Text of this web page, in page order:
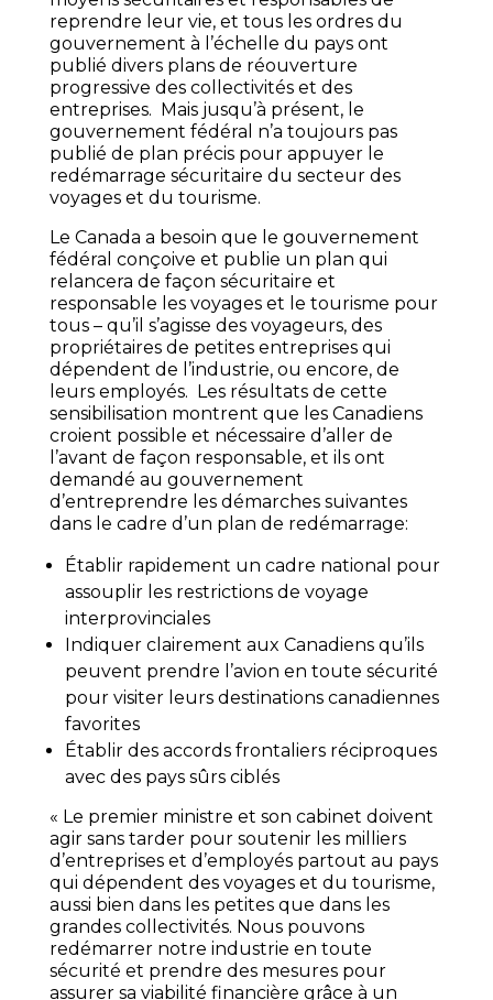
reprendre leur vie, et tous les ordres du
gouvernement à l’échelle du pays ont
publié divers plans de réouverture
progressive des collectivités et des
entreprises. Mais jusqu’à présent, le
gouvernement fédéral n’a toujours pas
publié de plan précis pour appuyer le
redémarrage sécuritaire du secteur des
voyages et du tourisme.
Le Canada a besoin que le gouvernement
fédéral conçoive et publie un plan qui
relancera de façon sécuritaire et
responsable les voyages et le tourisme pour
tous – qu’il s’agisse des voyageurs, des
propriétaires de petites entreprises qui
dépendent de l’industrie, ou encore, de
leurs employés. Les résultats de cette
sensibilisation montrent que les Canadiens
croient possible et nécessaire d’aller de
l’avant de façon responsable, et ils ont
demandé au gouvernement
d’entreprendre les démarches suivantes
dans le cadre d’un plan de redémarrage:
Établir rapidement un cadre national pour
assouplir les restrictions de voyage
interprovinciales
Indiquer clairement aux Canadiens qu’ils
peuvent prendre l’avion en toute sécurité
pour visiter leurs destinations canadiennes
favorites
Établir des accords frontaliers réciproques
avec des pays sûrs ciblés
« Le premier ministre et son cabinet doivent
agir sans tarder pour soutenir les milliers
d’entreprises et d’employés partout au pays
qui dépendent des voyages et du tourisme,
aussi bien dans les petites que dans les
grandes collectivités. Nous pouvons
redémarrer notre industrie en toute
sécurité et prendre des mesures pour
assurer sa viabilité financière grâce à un